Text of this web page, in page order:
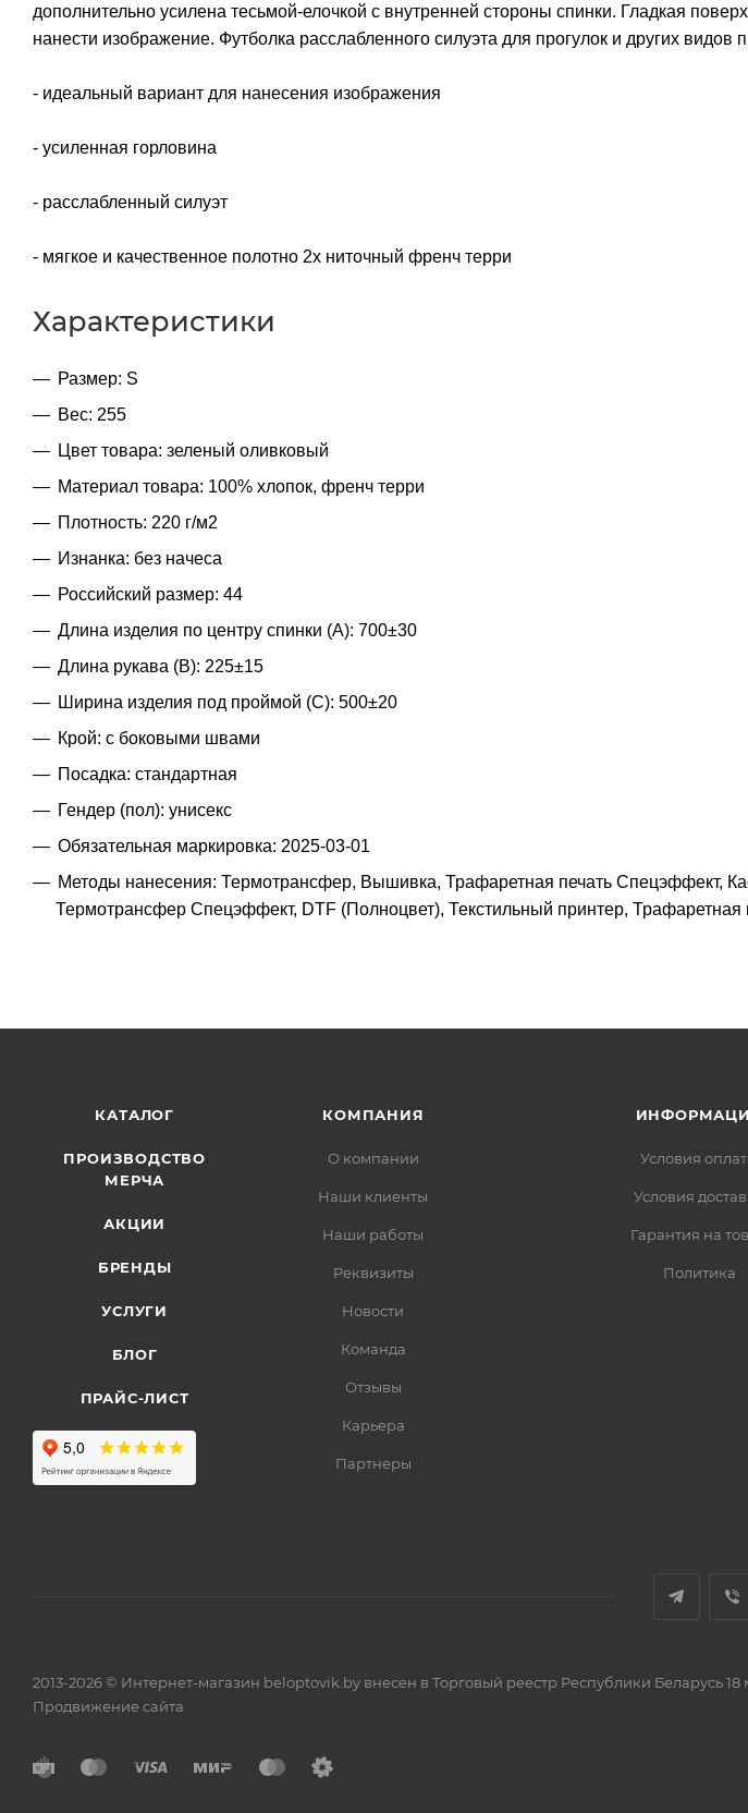
дополнительно усилена тесьмой-елочкой с внутренней стороны спинки. Гладкая
нанести изображение. Футболка расслабленного силуэта для прогулок и других
- идеальный вариант для нанесения изображения
- усиленная горловина
- расслабленный силуэт
- мягкое и качественное полотно 2х ниточный френч терри
Характеристики
Размер: S
Вес: 255
Цвет товара: зеленый оливковый
Материал товара: 100% хлопок, френч терри
Плотность: 220 г/м2
Изнанка: без начеса
Российский размер: 44
Длина изделия по центру спинки (A): 700±30
Длина рукава (B): 225±15
Ширина изделия под проймой (С): 500±20
Крой: с боковыми швами
Посадка: стандартная
Гендер (пол): унисекс
Обязательная маркировка: 2025-03-01
Методы нанесения: Термотрансфер, Вышивка, Трафаретная печать Спецэффект,
Термотрансфер Спецэффект, DTF (Полноцвет), Текстильный принтер, Трафаретная
КАТАЛОГ
ПРОИЗВОДСТВО
МЕРЧА
АКЦИИ
БРЕНДЫ
УСЛУГИ
БЛОГ
ПРАЙС-ЛИСТ
КОМПАНИЯ
О компании
Наши клиенты
Наши работы
Реквизиты
Новости
Команда
Отзывы
Карьера
Партнеры
Условия
Условия
Гарантия на
Политика
2013-2026 © Интернет-магазин beloptovik.by внесен в Торговый реестр Республики Беларусь
Продвижение сайта